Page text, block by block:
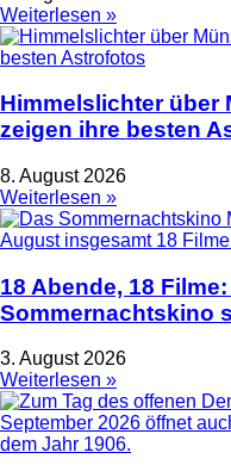
Weiterlesen »
Himmelslichter über
zeigen ihre besten
8. August 2026
Weiterlesen »
18 Abende, 18
Sommernachtskino
3. August 2026
Weiterlesen »